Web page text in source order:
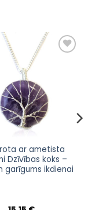
ar ametista
Dzīvības koks –
garīgums ikdienai